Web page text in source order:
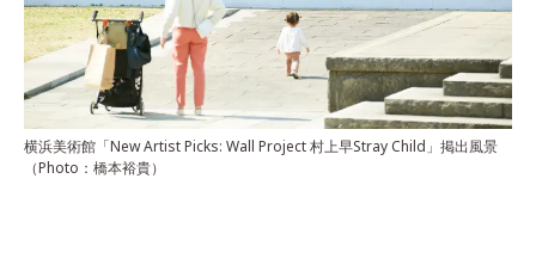
横浜美術館「New Artist Picks: Wall Project 村上早Stray Child」 掲出風景
（Photo：橋本裕貴）